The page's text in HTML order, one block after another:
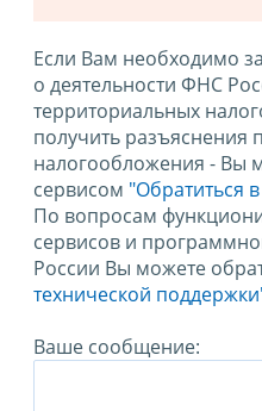
Если Вам необходимо
о деятельности ФНС
территориальных
получить разъяснения
налогообложения - Вы
сервисом "Обратиться
По вопросам
сервисов и
России Вы можете
технической
Ваше сообщение: